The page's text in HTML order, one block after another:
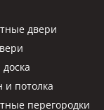
двери
и потолка
перегородки